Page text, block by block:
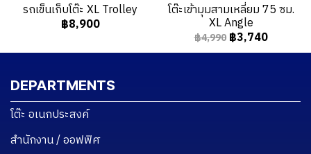
รถเข็นเก็บโต๊ะ XL Trolley
฿8,900
โต๊ะเข้ามุมสามเหลี่ยม 75 ซม.
XL Angle
฿4,990 ฿3,740
DEPARTMENTS
โต๊ะ อเนกประสงค์
สำนักงาน / ออฟฟิศ